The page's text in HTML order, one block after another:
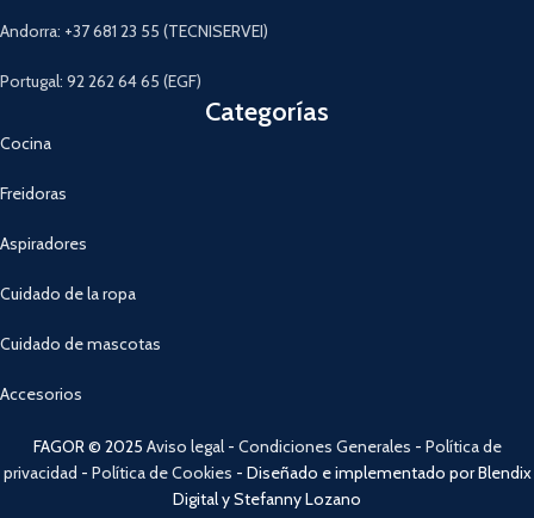
Andorra: +37 681 23 55 (TECNISERVEI)
Portugal: 92 262 64 65 (EGF)
Categorías
Cocina
Freidoras
Aspiradores
Cuidado de la ropa
Cuidado de mascotas
Accesorios
FAGOR © 2025 Aviso legal- Condiciones Generales - Política de
privacidad - Política de Cookies - Diseñado e implementado por Blendix
Digital y Stefanny Lozano